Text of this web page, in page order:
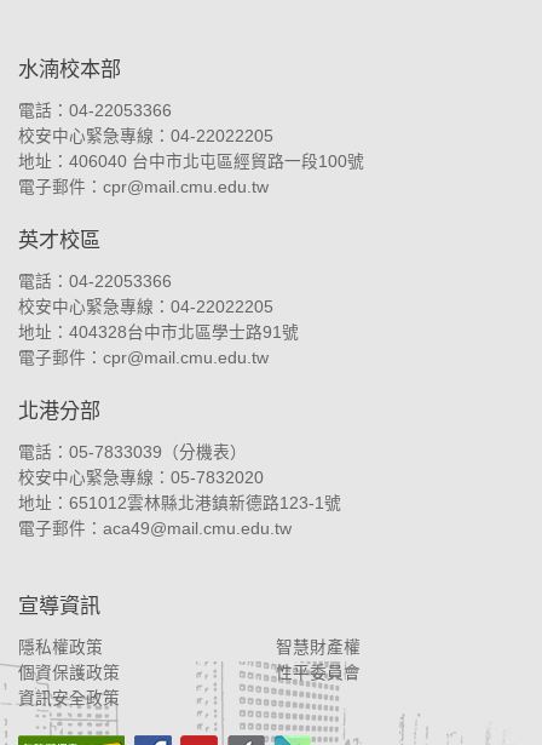
水湳校本部
電話：04-22053366
校安中心緊急專線：04-22022205
地址： 406040 台中市北屯區經貿路一段100號
電子郵件： cpr@mail.cmu.edu.tw
英才校區
電話：04-22053366
校安中心緊急專線：04-22022205
地址： 404328台中市北區學士路91號
電子郵件： cpr@mail.cmu.edu.tw
北港分部
電話：05-7833039（分機表）
校安中心緊急專線：05-7832020
地址： 651012雲林縣北港鎮新德路123-1號
電子郵件： aca49@mail.cmu.edu.tw
宣導資訊
隱私權政策
智慧財產權
個資保護政策
性平委員會
資訊安全政策